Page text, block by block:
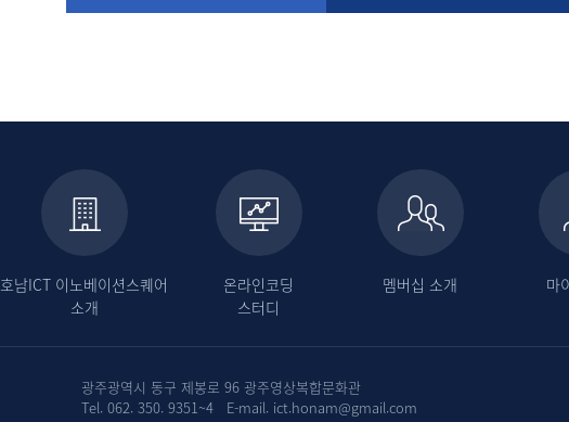
호남ICT 이노베이션스퀘어
소개
온라인코딩
스터디
멤버십 소개 마
광주광역시 동구 제봉로 96 광주영상복합문화관
Tel. 062. 350. 9351~4 E-mail. ict.honam@gmail.com